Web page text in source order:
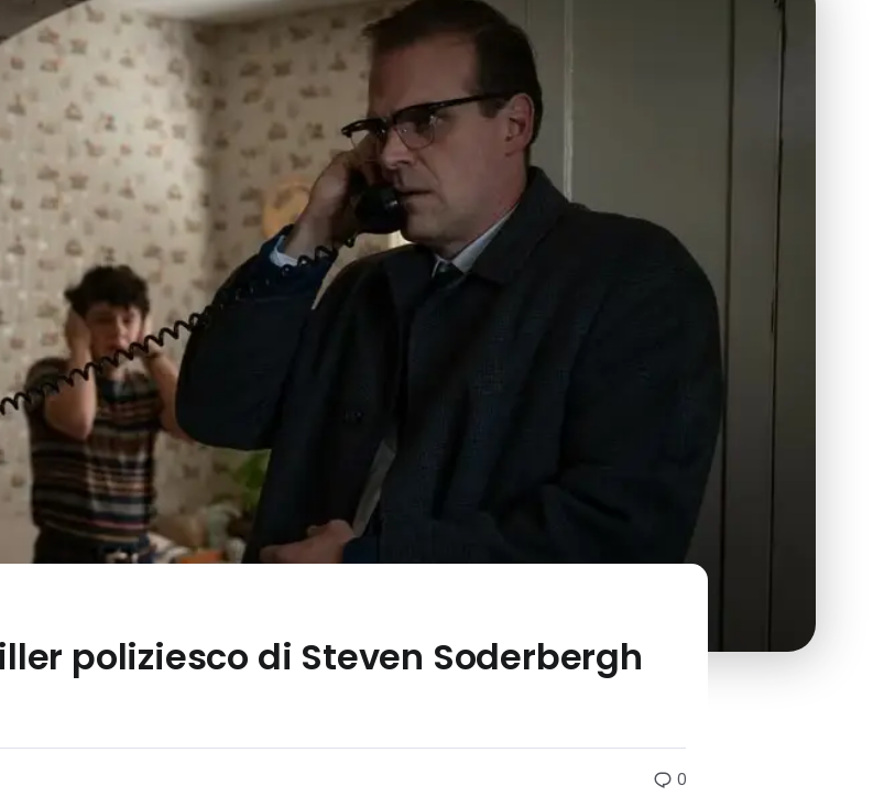
poliziesco di Steven Soderbergh
0